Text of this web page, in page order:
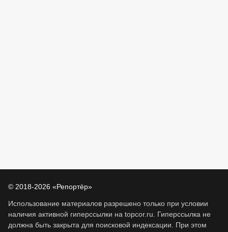
© 2018-2026 «Репортёр»
Использование материалов разрешено только при условии
наличия активной гиперссылки на topcor.ru. Гиперссылка не
должна быть закрыта для поисковой индексации. При этом